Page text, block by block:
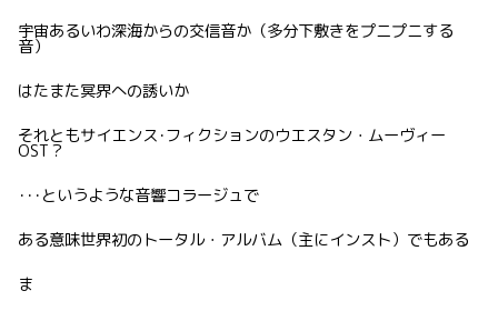
宇宙あるいわ深海からの交信音か（多分下敷きをプニプニする
音）
はたまた冥界への誘いか
それともサイエンス･フィクションのウエスタン・ムーヴィー
OST？
･･･というような音響コラージュで
ある意味世界初のトータル・アルバム（主にインスト）でもある
ま